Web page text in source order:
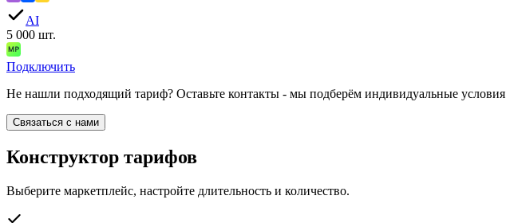
AI
5 000 шт.
Подключить
Не нашли подходящий тариф? Оставьте контакты - мы подберём индивидуальные условия
Связаться с нами
Конструктор тарифов
Выберите маркетплейс, настройте длительность и количество.